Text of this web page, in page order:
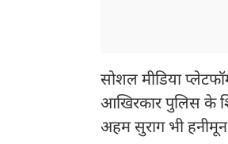
सोशल मीडिया
आखिरकार पुलिस के
अहम सुराग भी